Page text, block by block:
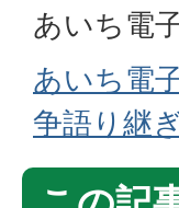
あいち電
あいち電
争語り継